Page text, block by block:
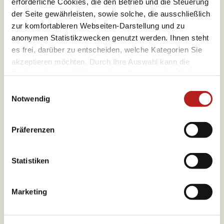
der Seite gewährleisten, sowie solche, die ausschließlich
zur komfortableren Webseiten-Darstellung und zu
anonymen Statistikzwecken genutzt werden. Ihnen steht
es frei, darüber zu entscheiden, welche Kategorien Sie
akzeptieren möchten. Durch Ihre Auswahl kann die
Datenschutzbestimmungen.
Notwendig
Präferenzen
Statistiken
Marketing